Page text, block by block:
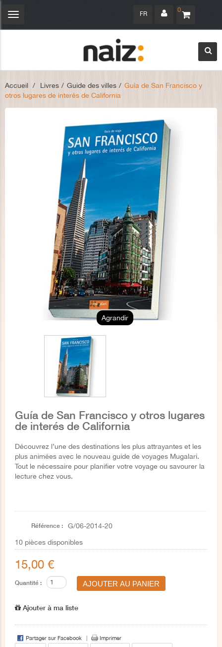
0
FR
Navigation
Accueil > Livres > Guide des villes > Guía de San Francisco y
otros lugares de interés de California
Agrandir
Guía de San Francisco y otros lugares
de interés de California
Découvrez l’une des destinations les plus attrayantes et les
plus animées avec le nouveau guide de voyages Mugalari.
Tout le nécessaire pour planifier votre voyage ou savourer la
lecture chez vous.
Référence : G/06-2014-20
10 pièces disponibles
15,00 €
Quantité :
Ajouter à ma liste
Partager sur Facebook Imprimer